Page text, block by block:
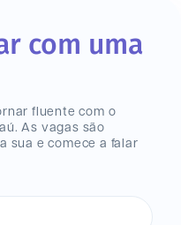
com uma
fluente com o
. As vagas são
sua e comece a falar